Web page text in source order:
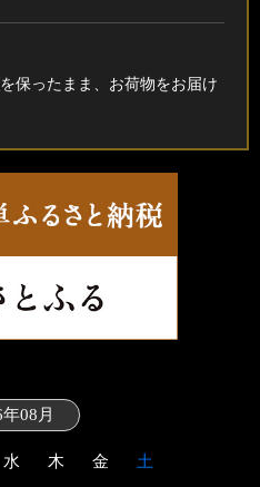
保ったまま、お荷物をお届け
08月
水 木 金
土